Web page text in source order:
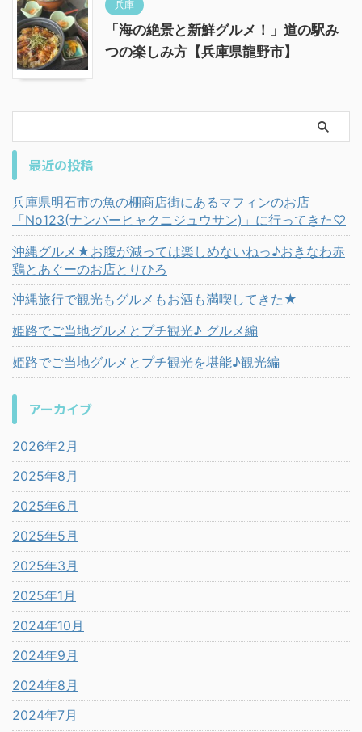
兵庫
「海の絶景と新鮮グルメ！」道の駅み
つの楽しみ方【兵庫県龍野市】
最近の投稿
兵庫県明石市の魚の棚商店街にあるマフィンのお店
「No123(ナンバーヒャクニジュウサン)」に行ってきた♡
沖縄グルメ★お腹が減っては楽しめないねっ♪おきなわ赤
鶏とあぐーのお店とりひろ
沖縄旅行で観光もグルメもお酒も満喫してきた★
姫路でご当地グルメとプチ観光♪ グルメ編
姫路でご当地グルメとプチ観光を堪能♪観光編
アーカイブ
2026年2月
2025年8月
2025年6月
2025年5月
2025年3月
2025年1月
2024年10月
2024年9月
2024年8月
2024年7月